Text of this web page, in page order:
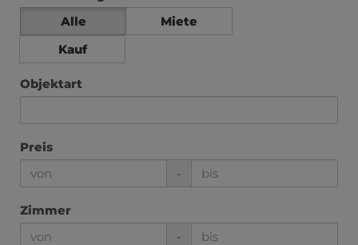
Alle
Miete
Kauf
Objektart
Preis
-
Zimmer
-